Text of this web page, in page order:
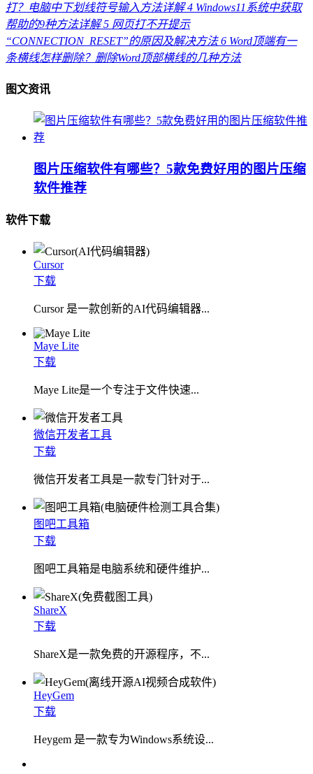
打？电脑中下划线符号输入方法详解 4 Windows11系统中获取
帮助的9种方法详解 5 网页打不开提示
“CONNECTION_RESET”的原因及解决方法 6 Word顶端有一
条横线怎样删除？删除Word顶部横线的几种方法
图文资讯
图片压缩软件有哪些？5款免费好用的图片压缩
软件推荐
软件下载
Cursor
下载
Cursor 是一款创新的AI代码编辑器...
Maye Lite
下载
​Maye Lite是一个专注于文件快速...
微信开发者工具
下载
微信开发者工具是一款专门针对于...
图吧工具箱
下载
图吧工具箱是电脑系统和硬件维护...
ShareX
下载
ShareX是一款免费的开源程序，不...
HeyGem
下载
Heygem 是一款专为Windows系统设...